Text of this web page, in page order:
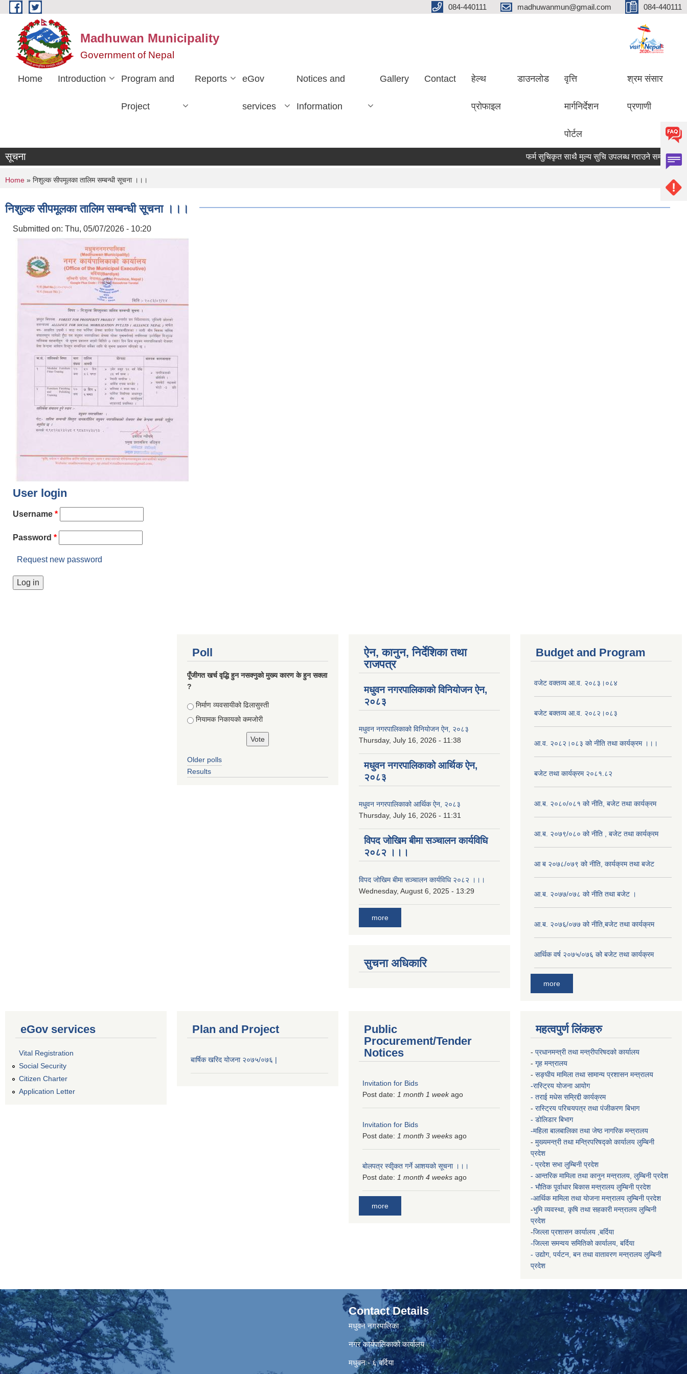
Skip to main content 084-440111 madhuwanmun@gmail.com 084-440111
Madhuwan Municipality
Government of Nepal
Home Introduction Program and
Project
Reports eGov
services
Notices and
Information
Gallery Contact हेल्थ
प्रोफाइल
डाउनलोड वृत्ति
मार्गनिर्देशन
पोर्टल
श्रम संसार
प्रणाणी
सूचना फर्म सुचिकृत साथै मुल्य सुचि उपलब्ध गराउने सम्बन्धमा
You are here
Home » निशुल्क सीपमूलका तालिम सम्बन्धी सूचना ।।।
निशुल्क सीपमूलका तालिम सम्बन्धी सूचना ।।।
Submitted on: Thu, 05/07/2026 - 10:20
User login
Username *
Password *
Request new password
Poll
पूँजीगत खर्च वृद्धि हुन नसक्नुको मुख्य कारण के हुन सक्ला
?
Choices
निर्माण व्यवसायीको ढिलासुस्ती
नियामक निकायको कमजोरी
Older polls
Results
ऐन, कानुन, निर्देशिका तथा
राजपत्र
मधुवन नगरपालिकाको विनियोजन ऐन,
२०८३
मधुवन नगरपालिकाको विनियोजन ऐन, २०८३
Thursday, July 16, 2026 - 11:38
मधुवन नगरपालिकाको आर्थिक ऐन,
२०८३
मधुवन नगरपालिकाको आर्थिक ऐन, २०८३
Thursday, July 16, 2026 - 11:31
विपद जोखिम बीमा सञ्चालन कार्यविधि
२०८२ ।।।
विपद जोखिम बीमा सञ्चालन कार्यविधि २०८२ ।।।
Wednesday, August 6, 2025 - 13:29
more
सुचना अधिकारि
Budget and Program
वजेट वक्तव्य आ.व. २०८३।०८४
बजेट बक्तव्य आ.व. २०८२।०८३
आ.व. २०८२।०८३ को नीति तथा कार्यक्रम ।।।
बजेट तथा कार्यक्रम २०८१.८२
आ.ब. २०८०/०८१ को नीति, बजेट तथा कार्यक्रम
आ.ब. २०७९/०८० को नीति , बजेट तथा कार्यक्रम
आ ब २०७८/०७९ को नीति, कार्यक्रम तथा बजेट
आ.ब. २०७७/०७८ को नीति तथा बजेट ।
आ.ब. २०७६/०७७ को नीति,बजेट तथा कार्यक्रम
आर्थिक वर्ष २०७५/०७६ को बजेट तथा कार्यक्रम
more
eGov services
Vital Registration
Social Security
Citizen Charter
Application Letter
Plan and Project
बार्षिक खरिद योजना २०७५/०७६ |
Public
Procurement/Tender
Notices
Invitation for Bids
Post date: 1 month 1 weekago
Invitation for Bids
Post date: 1 month 3 weeks ago
बोलपत्र स्वीृकत गर्ने आशयको सूचना ।।।
Post date: 1 month 4 weeks ago
more
महत्वपुर्ण लिंकहरु
- प्रधानमन्त्री तथा मन्त्रीपरिषदको कार्यालय
- गृह मन्त्रालय
- सङ्घीय मामिला तथा सामान्य प्रशासन मन्त्रालय
-रास्ट्रिय योजना आयोग
- तराई मधेस सम्रिद्दी कार्यक्रम
- रास्ट्रिय परिचयपत्र तथा पंजीकरण बिभाग
- डोलिडार बिभाग
-महिला बालबालिका तथा जेष्ठ नागरिक मन्त्रालय
- मुख्यमन्त्री तथा मन्त्रिपरिषद्को कार्यालय लुम्बिनी
प्रदेश
- प्रदेश सभा लुम्बिनी प्रदेश
- आन्तरिक मामिला तथा कानुन मन्त्रालय, लुम्बिनी प्रदेश
- भौतिक पूर्वाधार बिकास मन्त्रालय लुम्बिनी प्रदेश
-आर्थिक मामिला तथा योजना मन्त्रालय लुम्बिनी प्रदेश
-भुमि व्यवस्था, कृषि तथा सहकारी मन्त्रालय लुम्बिनी
प्रदेश
-जिल्ला प्रशासन कार्यालय ,बर्दिया
-जिल्ला समन्वय समितिको कार्यालय, बर्दिया
- उद्योग, पर्यटन, बन तथा वातावरण मन्त्रालय लुम्बिनी
प्रदेश
Contact Details
मधुवन नगरपालिका
नगर कार्यपालिकाको कार्यालय
मधुवन - ६ बर्दिया